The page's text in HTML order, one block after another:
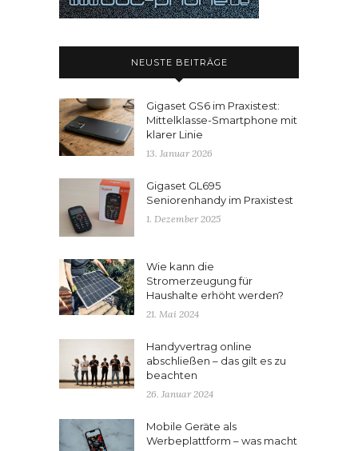
NEUSTE BEITRÄGE
Gigaset GS6 im Praxistest:
Mittelklasse-Smartphone mit
klarer Linie
13. Januar 2026
Gigaset GL695
Seniorenhandy im Praxistest
1. Dezember 2025
Wie kann die
Stromerzeugung für
Haushalte erhöht werden?
21. Mai 2024
Handyvertrag online
abschließen – das gilt es zu
beachten
26. Januar 2024
Mobile Geräte als
Werbeplattform – was macht